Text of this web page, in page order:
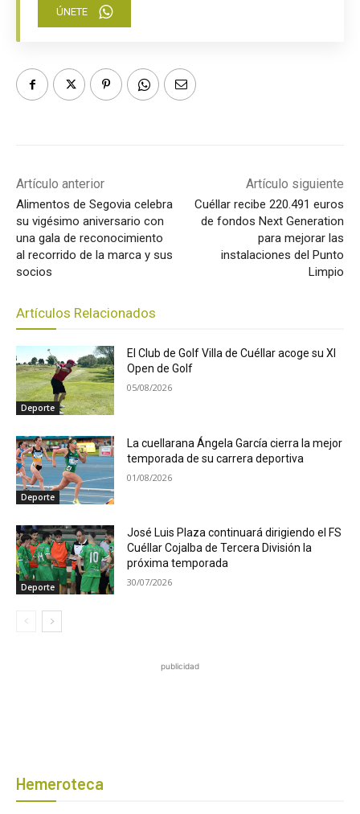
ÚNETE
Artículo anterior
Alimentos de Segovia celebra
su vigésimo aniversario con
una gala de reconocimiento
al recorrido de la marca y sus
socios
Artículo siguiente
Cuéllar recibe 220.491 euros
de fondos Next Generation
para mejorar las
instalaciones del Punto
Limpio
Artículos Relacionados
Deporte
El Club de Golf Villa de Cuéllar acoge su XI
Open de Golf
05/08/2026
Deporte
La cuellarana Ángela García cierra la mejor
temporada de su carrera deportiva
01/08/2026
Deporte
José Luis Plaza continuará dirigiendo el FS
Cuéllar Cojalba de Tercera División la
próxima temporada
30/07/2026
publicidad
Hemeroteca